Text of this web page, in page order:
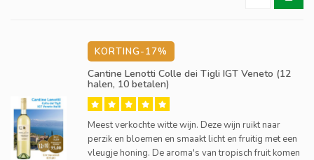
KORTING-17%
Cantine Lenotti Colle dei Tigli IGT Veneto (12
halen, 10 betalen)
Meest verkochte witte wijn. Deze wijn ruikt naar
perzik en bloemen en smaakt licht en fruitig met een
vleugje honing. De aroma's van tropisch fruit komen